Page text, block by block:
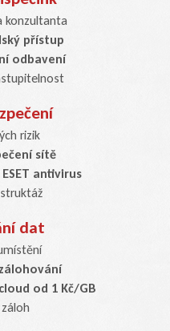
konzultanta
přístup
odbavení
rizik
sítě
antivirus
dat
od 1 Kč/GB